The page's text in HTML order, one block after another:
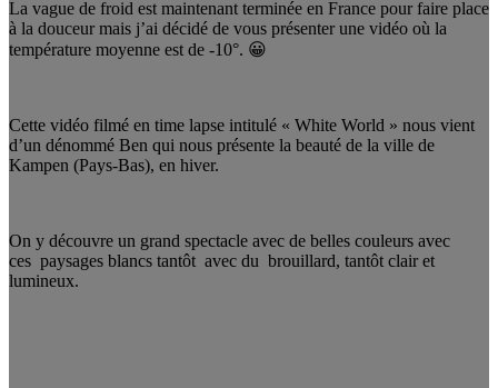
La vague de froid est maintenant terminée en France pour faire place
à la douceur mais j’ai décidé de vous présenter une vidéo où la
température moyenne est de -10°. 😀
Cette vidéo filmé en time lapse intitulé « White World » nous vient
d’un dénommé Ben qui nous présente la beauté de la ville de
Kampen (Pays-Bas), en hiver.
On y découvre un grand spectacle avec de belles couleurs avec
ces paysages blancs tantôt avec du brouillard, tantôt clair et
lumineux.